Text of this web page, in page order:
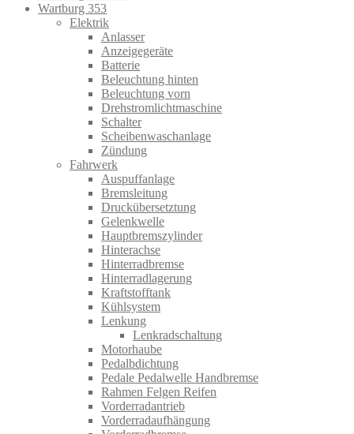
Wartburg 353
Elektrik
Anlasser
Anzeigegeräte
Batterie
Beleuchtung hinten
Beleuchtung vorn
Drehstromlichtmaschine
Schalter
Scheibenwaschanlage
Zündung
Fahrwerk
Auspuffanlage
Bremsleitung
Druckübersetztung
Gelenkwelle
Hauptbremszylinder
Hinterachse
Hinterradbremse
Hinterradlagerung
Kraftstofftank
Kühlsystem
Lenkung
Lenkradschaltung
Motorhaube
Pedalbdichtung
Pedale Pedalwelle Handbremse
Rahmen Felgen Reifen
Vorderradantrieb
Vorderradaufhängung